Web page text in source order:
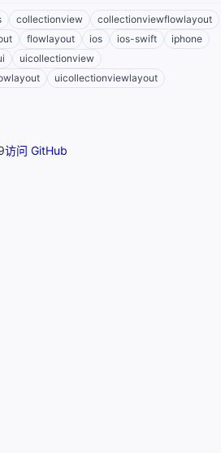
collectionview
collectionviewflowlayout
flowlayout ios ios-swift
iphone
uicollectionview
uicollectionviewlayout
访问 GitHub